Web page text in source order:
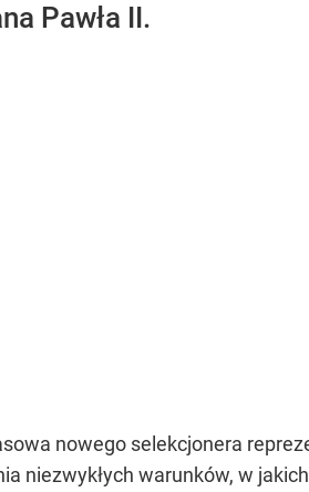
Pawła II.
nowego selekcjonera
niezwykłych warunków, w